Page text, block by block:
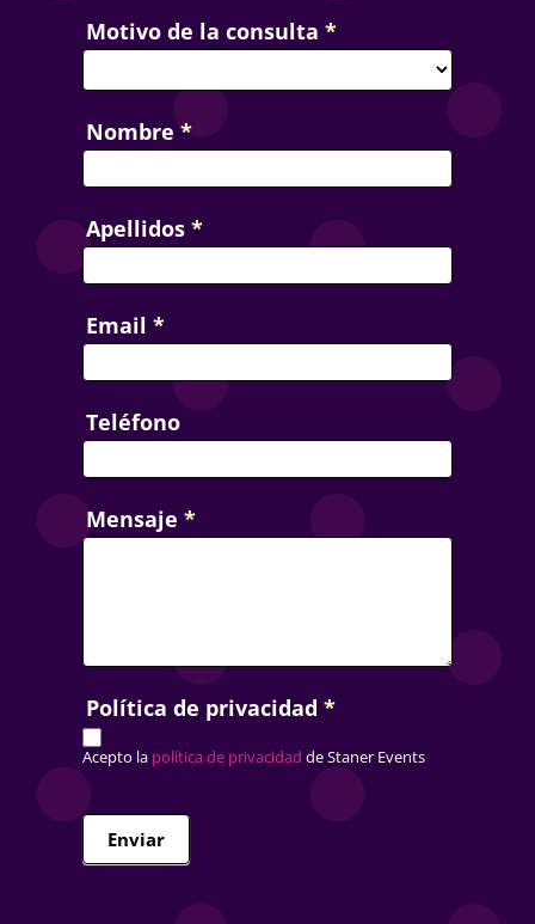
Contact
Us
Motivo de la consulta *
Nombre *
Apellidos *
Email *
Teléfono
Mensaje *
Política de privacidad *
Acepto lapolítica de privacidad de Staner Events
Enviar